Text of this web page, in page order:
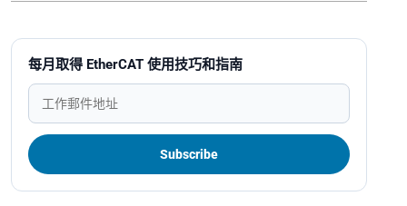
每月取得 EtherCAT 使用技巧和指南